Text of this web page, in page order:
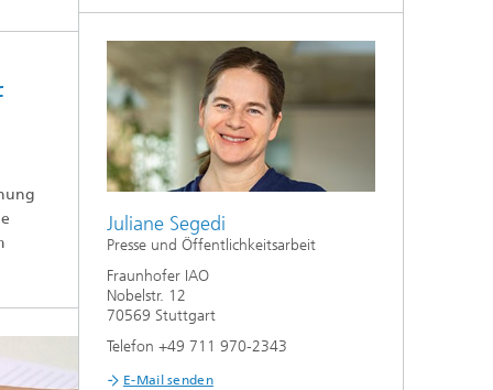
Juliane Segedi
Presse und Öffentlichkeitsarbeit
Fraunhofer IAO
Nobelstr. 12
70569 Stuttgart
Telefon +49 711 970-2343
E-Mail senden